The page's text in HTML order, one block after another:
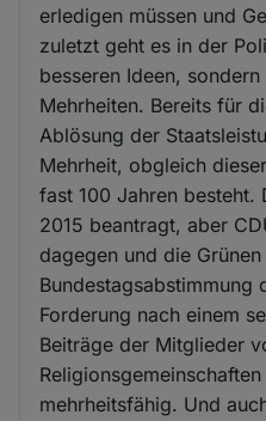
erledigen müssen und
zuletzt geht es in der
besseren Ideen,
Mehrheiten. Bereits für
Ablösung der
Mehrheit, obgleich
fast 100 Jahren besteht.
2015 beantragt, aber
dagegen und die
Bundestagsabstimmung
Forderung nach einem
Beiträge der Mitglieder
mehrheitsfähig. Und